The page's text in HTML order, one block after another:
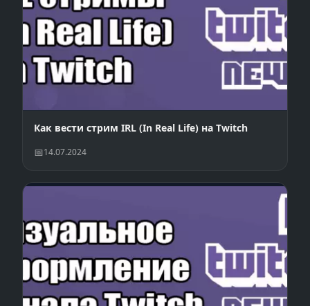
Как вести стрим IRL (In Real Life) на Twitch
14.07.2024